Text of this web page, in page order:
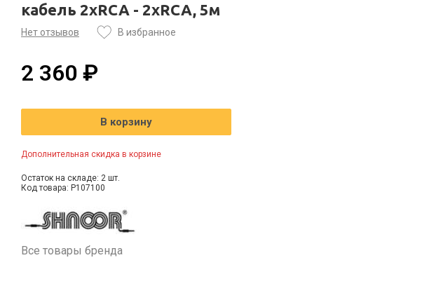
кабель 2хRCA - 2хRCA, 5м
Нет отзывов В избранное
2 360 ₽
В корзину
Дополнительная скидка в корзине
Остаток на складе: 2 шт.
Код товара: P107100
Все товары бренда